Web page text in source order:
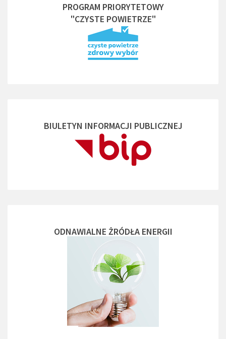
PROGRAM PRIORYTETOWY
"CZYSTE POWIETRZE"
BIULETYN INFORMACJI PUBLICZNEJ
ODNAWIALNE ŻRÓDŁA ENERGII